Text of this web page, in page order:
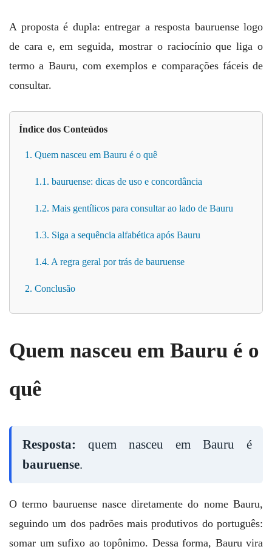
A proposta é dupla: entregar a resposta bauruense logo
de cara e, em seguida, mostrar o raciocínio que liga o
termo a Bauru, com exemplos e comparações fáceis de
consultar.
Índice dos Conteúdos
1. Quem nasceu em Bauru é o quê
1.1. bauruense: dicas de uso e concordância
1.2. Mais gentílicos para consultar ao lado de Bauru
1.3. Siga a sequência alfabética após Bauru
1.4. A regra geral por trás de bauruense
2. Conclusão
Quem nasceu em Bauru é o
quê
Resposta: quem nasceu em Bauru é
bauruense.
O termo bauruense nasce diretamente do nome Bauru,
seguindo um dos padrões mais produtivos do português:
somar um sufixo ao topônimo. Dessa forma, Bauru vira